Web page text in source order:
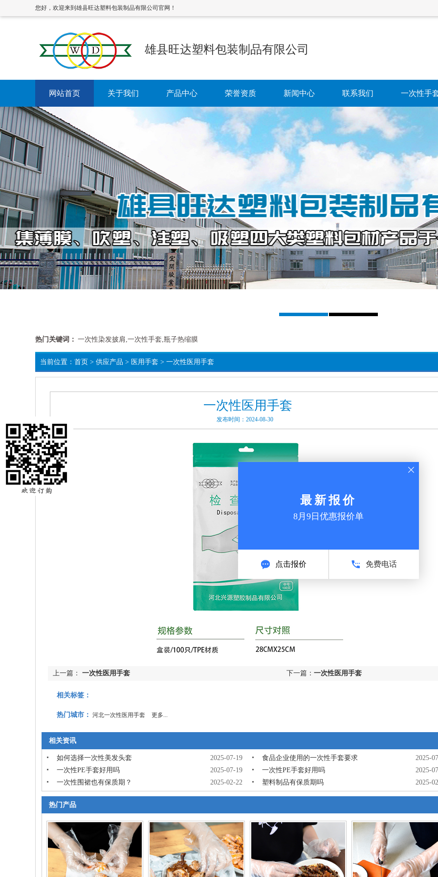
您好，欢迎来到雄县旺达塑料包装制品有限公司官网！
雄县旺达塑料包装制品有限公司
网站首页 关于我们 产品中心 荣誉资质 新闻中心 联系我们 一次性手
热门关键词： 一次性染发披肩,一次性手套,瓶子热缩膜
当前位置： 首页 > 供应产品 > 医用手套 > 一次性医用手套
一次性医用手套
发布时间：2024-08-30
下一篇： 一次性医用手套
上一篇： 一次性医用手套
相关标签：
热门城市： 河北一次性医用手套 更多...
相关资讯
2025-07-19
如何选择一次性美发头套 2025-
食品企业使用的一次性手套要求
2025-07-19
一次性PE手套好用吗 2025-
一次性PE手套好用吗
2025-02-22
一次性围裙也有保质期？ 2025-
塑料制品有保质期吗
热门产品
最新报价
8月9日优惠报价单
点击报价 免费电话